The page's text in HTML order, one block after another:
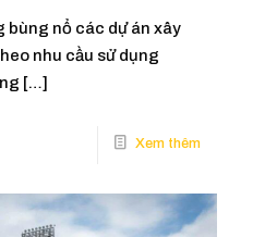
bùng nổ các dự án xây
nhu cầu sử dụng
[…]